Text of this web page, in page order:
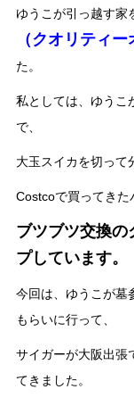
ゆうこが引っ越す家
（クオリティ
た。
私としては、ゆうこ
で、
大玉スイカを切って
Costcoで買ってきた
ブツブツ交換の
プしています。
今回は、ゆうこが墓
もらいに行って、
サイガーが大阪出張
てきました。